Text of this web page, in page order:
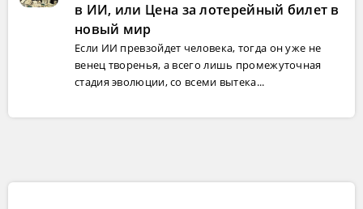
в ИИ, или Цена за лотерейный билет в
новый мир
Если ИИ превзойдет человека, тогда он уже не
венец творенья, а всего лишь промежуточная
стадия эволюции, со всеми вытека...